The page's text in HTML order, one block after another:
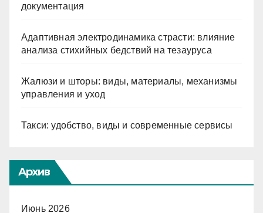
документация
Адаптивная электродинамика страсти: влияние
анализа стихийных бедствий на тезауруса
Жалюзи и шторы: виды, материалы, механизмы
управления и уход
Такси: удобство, виды и современные сервисы
Архив
Июнь 2026